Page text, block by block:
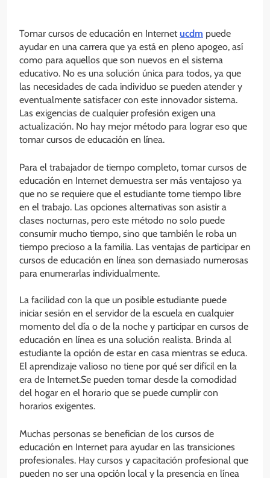
Tomar cursos de educación en Internet ucdm puede
ayudar en una carrera que ya está en pleno apogeo, así
como para aquellos que son nuevos en el sistema
educativo. No es una solución única para todos, ya que
las necesidades de cada individuo se pueden atender y
eventualmente satisfacer con este innovador sistema.
Las exigencias de cualquier profesión exigen una
actualización. No hay mejor método para lograr eso que
tomar cursos de educación en línea.
Para el trabajador de tiempo completo, tomar cursos de
educación en Internet demuestra ser más ventajoso ya
que no se requiere que el estudiante tome tiempo libre
en el trabajo. Las opciones alternativas son asistir a
clases nocturnas, pero este método no solo puede
consumir mucho tiempo, sino que también le roba un
tiempo precioso a la familia. Las ventajas de participar en
cursos de educación en línea son demasiado numerosas
para enumerarlas individualmente.
La facilidad con la que un posible estudiante puede
iniciar sesión en el servidor de la escuela en cualquier
momento del día o de la noche y participar en cursos de
educación en línea es una solución realista. Brinda al
estudiante la opción de estar en casa mientras se educa.
El aprendizaje valioso no tiene por qué ser difícil en la
era de Internet.Se pueden tomar desde la comodidad
del hogar en el horario que se puede cumplir con
horarios exigentes.
Muchas personas se benefician de los cursos de
educación en Internet para ayudar en las transiciones
profesionales. Hay cursos y capacitación profesional que
pueden no ser una opción local y la presencia en línea